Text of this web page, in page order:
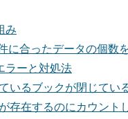
み
に合ったデータの個数
ラーと対処法
いるブックが閉じてい
存在するのにカウント